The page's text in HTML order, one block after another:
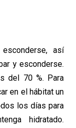
así
y esconderse.
del 70 %. Para
en el hábitat un
los días para
hidratado.